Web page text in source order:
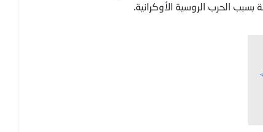
بسبب الحرب الروسية الأوكرانية.